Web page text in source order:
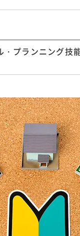
・プランニング技